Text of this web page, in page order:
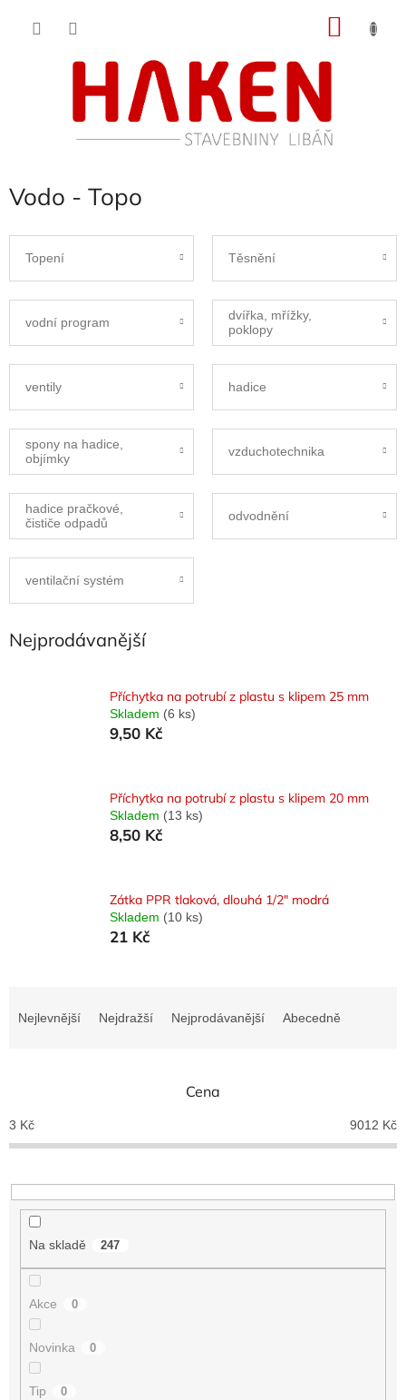
Vodo - Topo
Topení Těsnění
vodní program
dvířka, mřížky,
poklopy
ventily hadice
spony na hadice,
objímky
vzduchotechnika
hadice pračkové,
čističe odpadů
odvodnění
ventilační systém
Nejprodávanější
Příchytka na potrubí z plastu s klipem 25 mm
Skladem (6 ks)
9,50 Kč
Příchytka na potrubí z plastu s klipem 20 mm
Skladem (13 ks)
8,50 Kč
Zátka PPR tlaková, dlouhá 1/2" modrá
Skladem (10 ks)
21 Kč
p
r
o
u
Nejlevnější Nejdražší Nejprodávanější Abecedně
Cena
3 Kč 9012 Kč
Na skladě 247
Akce 0
Novinka 0
Tip 0